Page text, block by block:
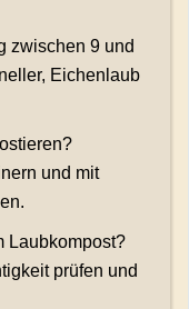
zwischen 9 und
Eichenlaub
und mit
Laubkompost?
prüfen und